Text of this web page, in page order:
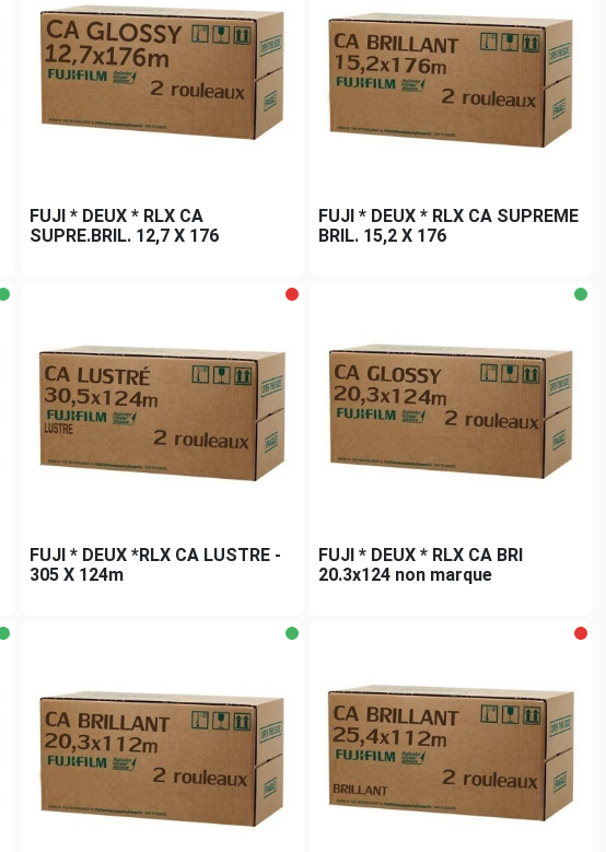
FUJI * DEUX * RLX CA
SUPRE.BRIL. 12,7 X 176
FUJI * DEUX * RLX CA SUPREME
BRIL. 15,2 X 176
FUJI * DEUX *RLX CA LUSTRE -
305 X 124m
FUJI * DEUX * RLX CA BRI
20.3x124 non marque